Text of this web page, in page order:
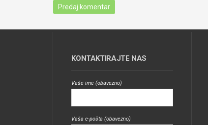
KONTAKTIRAJTE NAS
Vaše ime (obavezno)
Vaša e-pošta (obavezno)